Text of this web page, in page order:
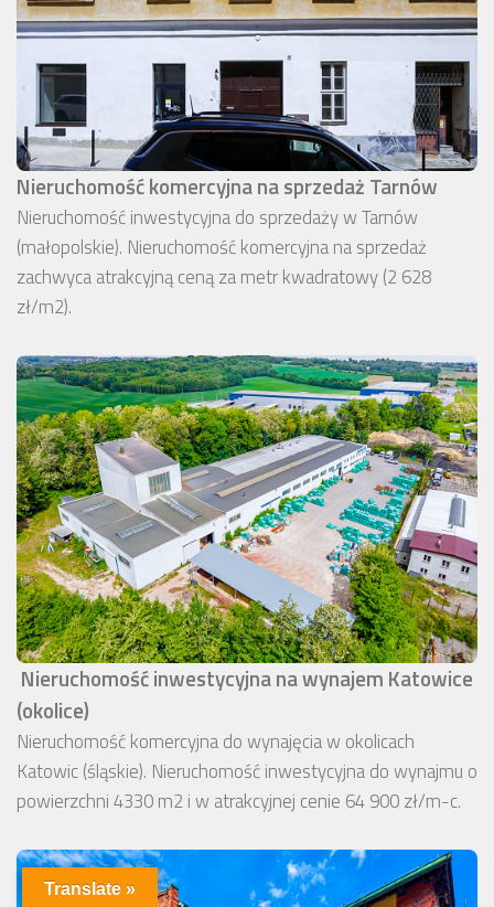
Nieruchomość komercyjna na sprzedaż Tarnów
Nieruchomość inwestycyjna do sprzedaży w Tarnów
(małopolskie). Nieruchomość komercyjna na sprzedaż
zachwyca atrakcyjną ceną za metr kwadratowy (2 628
zł/m2).
Nieruchomość inwestycyjna na wynajem Katowice
(okolice)
Nieruchomość komercyjna do wynajęcia w okolicach
Katowic (śląskie). Nieruchomość inwestycyjna do wynajmu o
powierzchni 4330 m2 i w atrakcyjnej cenie 64 900 zł/m-c.
Translate »